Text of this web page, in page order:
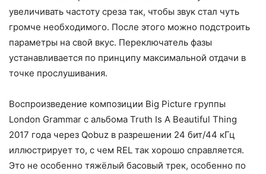
увеличивать частоту среза так, чтобы звук стал чуть
громче необходимого. После этого можно подстроить
параметры на свой вкус. Переключатель фазы
устанавливается по принципу максимальной отдачи в
точке прослушивания.
Воспроизведение композиции Big Picture группы
London Grammar с альбома Truth Is A Beautiful Thing
2017 года через Qobuz в разрешении 24 бит/44 кГц
иллюстрирует то, с чем REL так хорошо справляется.
Это не особенно тяжёлый басовый трек, особенно по